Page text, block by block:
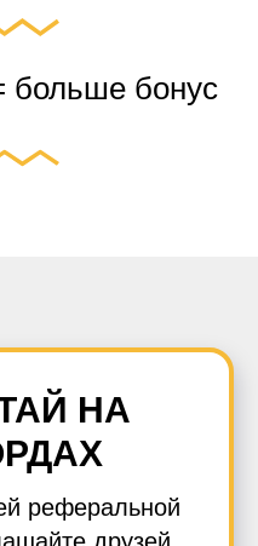
больше бонус
НА
реферальной